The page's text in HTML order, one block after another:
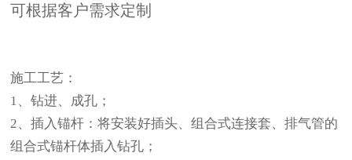
可根据客户需求定制
施工工艺：
1、钻进、成孔；
2、插入锚杆：将安装好插头、组合式连接套、排气管的
组合式锚杆体插入钻孔；